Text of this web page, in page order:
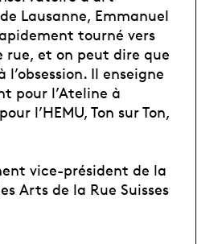
Lausanne, Emmanuel
tourné vers
rue, et on peut dire que
Il enseigne
pour l’Ateline à
l’HEMU, Ton sur Ton,
vice-président de la
Arts de la Rue Suisses